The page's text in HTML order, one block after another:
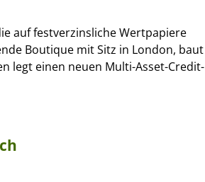
auf festverzinsliche Wertpapiere
Boutique mit Sitz in London, baut
legt einen neuen Multi-Asset-Credit-